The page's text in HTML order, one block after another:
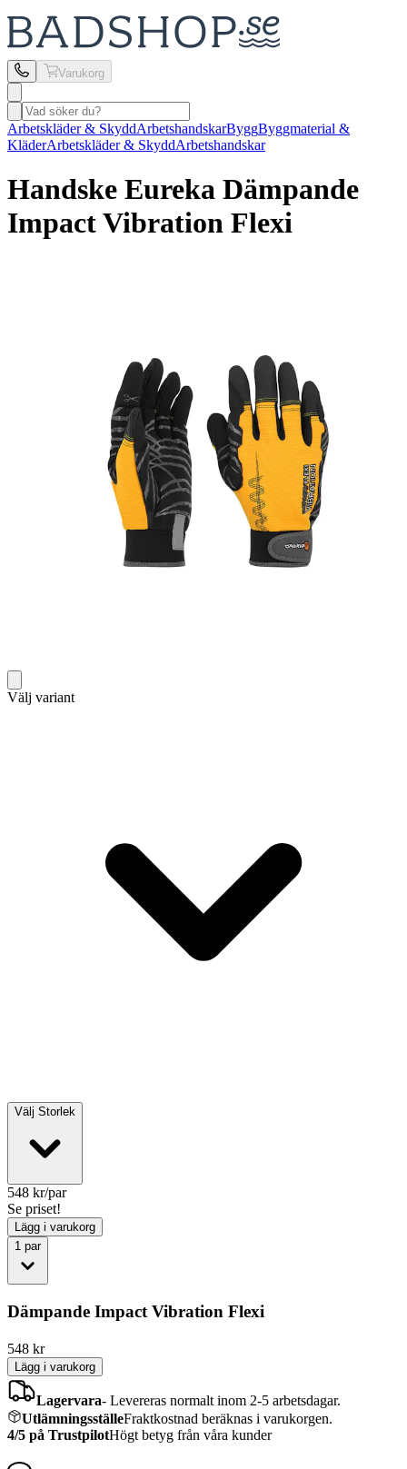
Varukorg
Arbetskläder & SkyddArbetshandskarByggByggmaterial &
KläderArbetskläder & SkyddArbetshandskar
Handske Eureka Dämpande
Impact Vibration Flexi
Välj variant
Välj Storlek
548 kr/par
Se priset!
Lägg i varukorg
1 par
Dämpande Impact Vibration Flexi
548 kr
Lägg i varukorg
Lagervara- Levereras normalt inom 2-5 arbetsdagar.
UtlämningsställeFraktkostnad beräknas i varukorgen.
4/5 på TrustpilotHögt betyg från våra kunder